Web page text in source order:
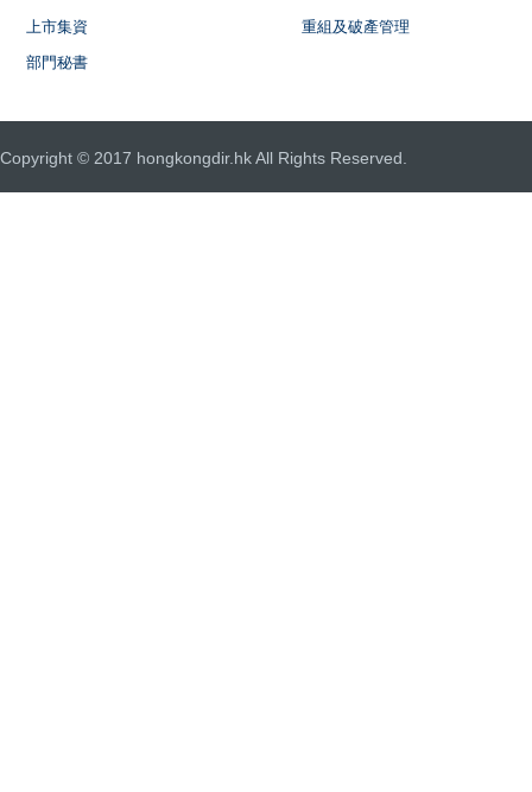
上市集資
重組及破產管理
部門秘書
Copyright © 2017 hongkongdir.hk All Rights Reserved.